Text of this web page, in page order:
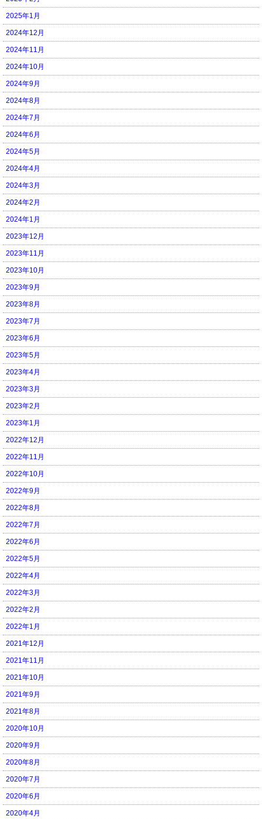
2025年1月
2024年12月
2024年11月
2024年10月
2024年9月
2024年8月
2024年7月
2024年6月
2024年5月
2024年4月
2024年3月
2024年2月
2024年1月
2023年12月
2023年11月
2023年10月
2023年9月
2023年8月
2023年7月
2023年6月
2023年5月
2023年4月
2023年3月
2023年2月
2023年1月
2022年12月
2022年11月
2022年10月
2022年9月
2022年8月
2022年7月
2022年6月
2022年5月
2022年4月
2022年3月
2022年2月
2022年1月
2021年12月
2021年11月
2021年10月
2021年9月
2021年8月
2020年10月
2020年9月
2020年8月
2020年7月
2020年6月
2020年4月